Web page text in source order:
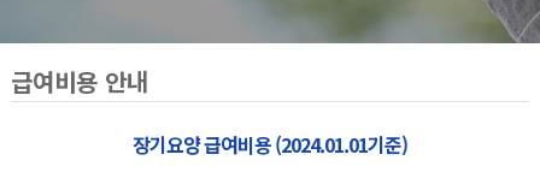
급여비용 안내
장기요양 급여비용 (2024.01.01기준)